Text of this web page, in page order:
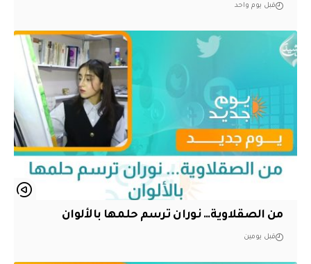
قبل يوم واحد
من الصقلاوية… نوران ترسم حلمها بالألوان
قبل يومين